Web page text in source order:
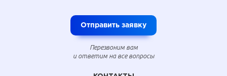
Отправить заявку
Перезвоним вам
и ответим на все вопросы